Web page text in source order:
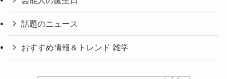
話題のニュース
おすすめ情報＆トレンド 雑学